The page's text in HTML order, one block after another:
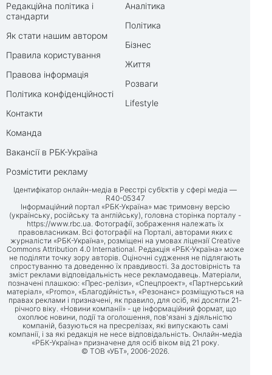
Редакційна політика і
стандарти
Як стати нашим автором
Правила користування
Правова інформація
Політика конфіденційності
Контакти
Команда
Вакансії в РБК-Україна
Розмістити рекламу
Аналітика
Політика
Бізнес
Життя
Розваги
Lifestyle
Ідентифікатор онлайн-медіа в Реєстрі суб’єктів у сфері медіа —
R40-05347
Інформаційний портал «РБК-Україна» має тримовну версію
(українську, російську та англійську), головна сторінка порталу -
https://www.rbc.ua. Фотографії, зображення належать їх
правовласникам. Всі фотографії на Порталі, авторами яких є
журналісти «РБК-Україна», розміщені на умовах ліцензії Creative
Commons Attribution 4.0 International. Редакція «РБК-Україна» може
не поділяти точку зору авторів. Оціночні судження не підлягають
спростуванню та доведенню їх правдивості. За достовірність та
зміст реклами відповідальність несе рекламодавець. Матеріали,
позначені плашкою: «Прес-релізи», «Спецпроект», «Партнерський
матеріал», «Promo», «Благодійність», «Резонанс» розміщуються на
правах реклами і призначені, як правило, для осіб, які досягли 21-
річного віку. «Новини компанії» - це інформаційний формат, що
охоплює новини, події та оголошення, пов'язані з діяльністю
компаній, базуються на пресрелізах, які випускають самі
компанії, і за які редакція не несе відповідальність. Онлайн-медіа
«РБК-Україна» призначене для осіб віком від 21 року.
© ТОВ «УБТ», 2006-2026.